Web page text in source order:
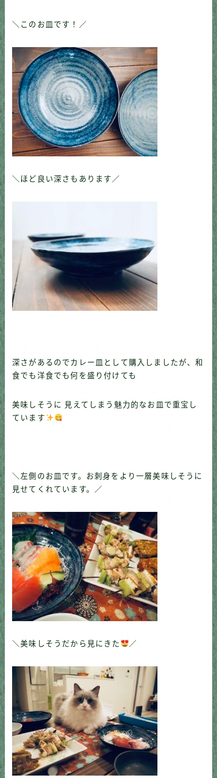
＼このお皿です！／
＼ほど良い深さもあります／
深さがあるのでカレー皿として購入しましたが、和
食でも洋食でも何を盛り付けても
美味しそうに 見えてしまう魅力的なお皿で重宝し
ています
＼左側のお皿です。お刺身をより一層美味しそうに
見せてくれています。／
＼美味しそうだから見にきた ／